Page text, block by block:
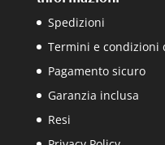
Spedizioni
Termini e condizioni
Pagamento sicuro
Garanzia inclusa
Resi